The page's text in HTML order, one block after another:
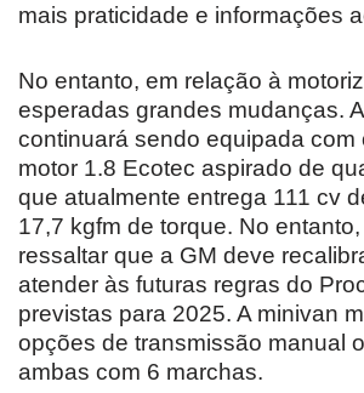
mais praticidade e informações
No entanto, em relação à
esperadas grandes mudanças.
continuará sendo equipada com
motor 1.8 Ecotec aspirado de
que atualmente entrega 111 cv
17,7 kgfm de torque. No
ressaltar que a GM deve
atender às futuras regras do
previstas para 2025. A minivan
opções de transmissão manual
ambas com 6 marchas.